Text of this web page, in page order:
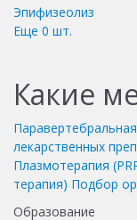
Эпифизеолиз
Еще 0 шт.
Какие
лекарственных
Плазмотерапия
терапия) Подбор
Образование